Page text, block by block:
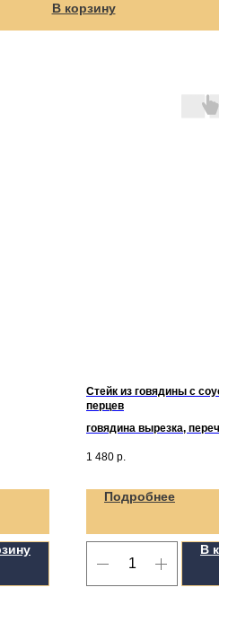
В корзину
Стейк из говядины с
перцев
говядина вырезка,
виде
1 480 р.
Подробнее
В